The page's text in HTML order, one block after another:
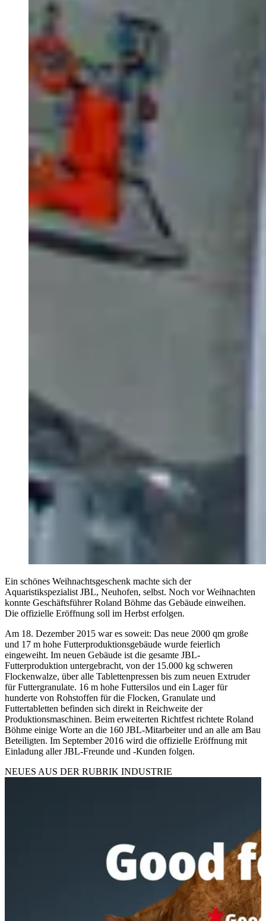
Ein schönes Weihnachtsgeschenk machte sich der
Aquaristikspezialist JBL, Neuhofen, selbst. Noch vor Weihnachten
konnte Geschäftsführer Roland Böhme das Gebäude einweihen.
Die offizielle Eröffnung soll im Herbst erfolgen.
Am 18. Dezember 2015 war es soweit: Das neue 2000 qm große
und 17 m hohe Futterproduktionsgebäude wurde feierlich
eingeweiht. Im neuen Gebäude ist die gesamte JBL-
Futterproduktion untergebracht, von der 15.000 kg schweren
Flockenwalze, über alle Tablettenpressen bis zum neuen Extruder
für Futtergranulate. 16 m hohe Futtersilos und ein Lager für
hunderte von Rohstoffen für die Flocken, Granulate und
Futtertabletten befinden sich direkt in Reichweite der
Produktionsmaschinen. Beim erweiterten Richtfest richtete Roland
Böhme einige Worte an die 160 JBL-Mitarbeiter und an alle am Bau
Beteiligten. Im September 2016 wird die offizielle Eröffnung mit
Einladung aller JBL-Freunde und -Kunden folgen.
NEUES AUS DER RUBRIK INDUSTRIE